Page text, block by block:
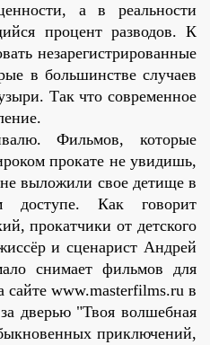
а в реальности
процент разводов. К
незарегистрированные
в большинстве случаев
Так что современное
Фильмов, которые
прокате не увидишь,
выложили свое детище в
доступе. Как говорит
прокатчики от детского
и сценарист Андрей
снимает фильмов для
www.masterfilms.ru в
дверью "Твоя волшебная
приключений,